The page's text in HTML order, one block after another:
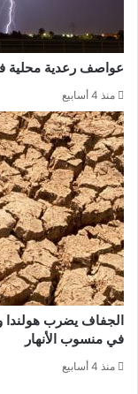
عواصف رعدية محلية
منذ 4 أسابيع
الجفاف يضرب هولندا
في منسوب الأنهار
منذ 4 أسابيع